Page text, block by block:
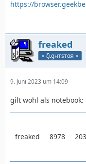
https://
freaked
× ζιgнтѕтαя ×
9. Juni 2023 um 14:09
gilt wohl als notebook:
freaked 8978